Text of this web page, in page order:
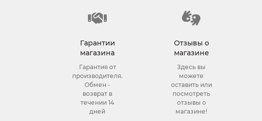
Гарантии
магазина
Гарантия от
производителя.
Обмен -
возврат в
течении 14
дней
Отзывы о
магазине
Здесь вы
можете
оставить или
посмотреть
отзывы о
магазине!